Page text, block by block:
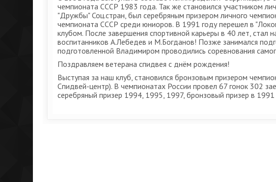
чемпионата СССР 1983 года. Так же становился участником
"Дружбы" Соц.стран, был серебряным призером личного
чемпионата СССР среди юниоров. В 1991 году перешел в
клубом. После завершения спортивной карьеры в 40 лет, стал
воспитанников А.Лебедев и М.Богданов! Позже занимался
подготовленной Владимиром проводились соревнования
Поздравляем ветерана спидвея с днём рождения!
Выступая за наш клуб, становился бронзовым призером
Спидвей-центр). В чемпионатах России провел 67 гонок 302
серебряный призер 1994, 1995, 1997, бронзовый призер в